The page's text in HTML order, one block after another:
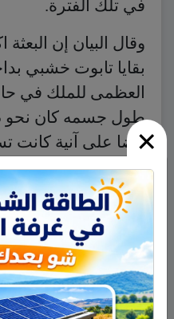
×
في تلك الفترة.
وقال البيان إن
بقايا تابوت خشبي
العظمى للملك في
أيضا على آنية
المتوفى.
ولم يعثر بالمقبرة
يؤكد تعرضها
نشر فيمنوعات عالمية